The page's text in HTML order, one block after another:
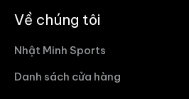
Về chúng tôi
Nhật Minh Sports
Danh sách cửa hàng